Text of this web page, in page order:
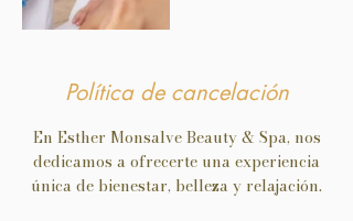
Política de cancelación
En Esther Monsalve Beauty & Spa, nos
dedicamos a ofrecerte una experiencia
única de bienestar, belleza y relajación.